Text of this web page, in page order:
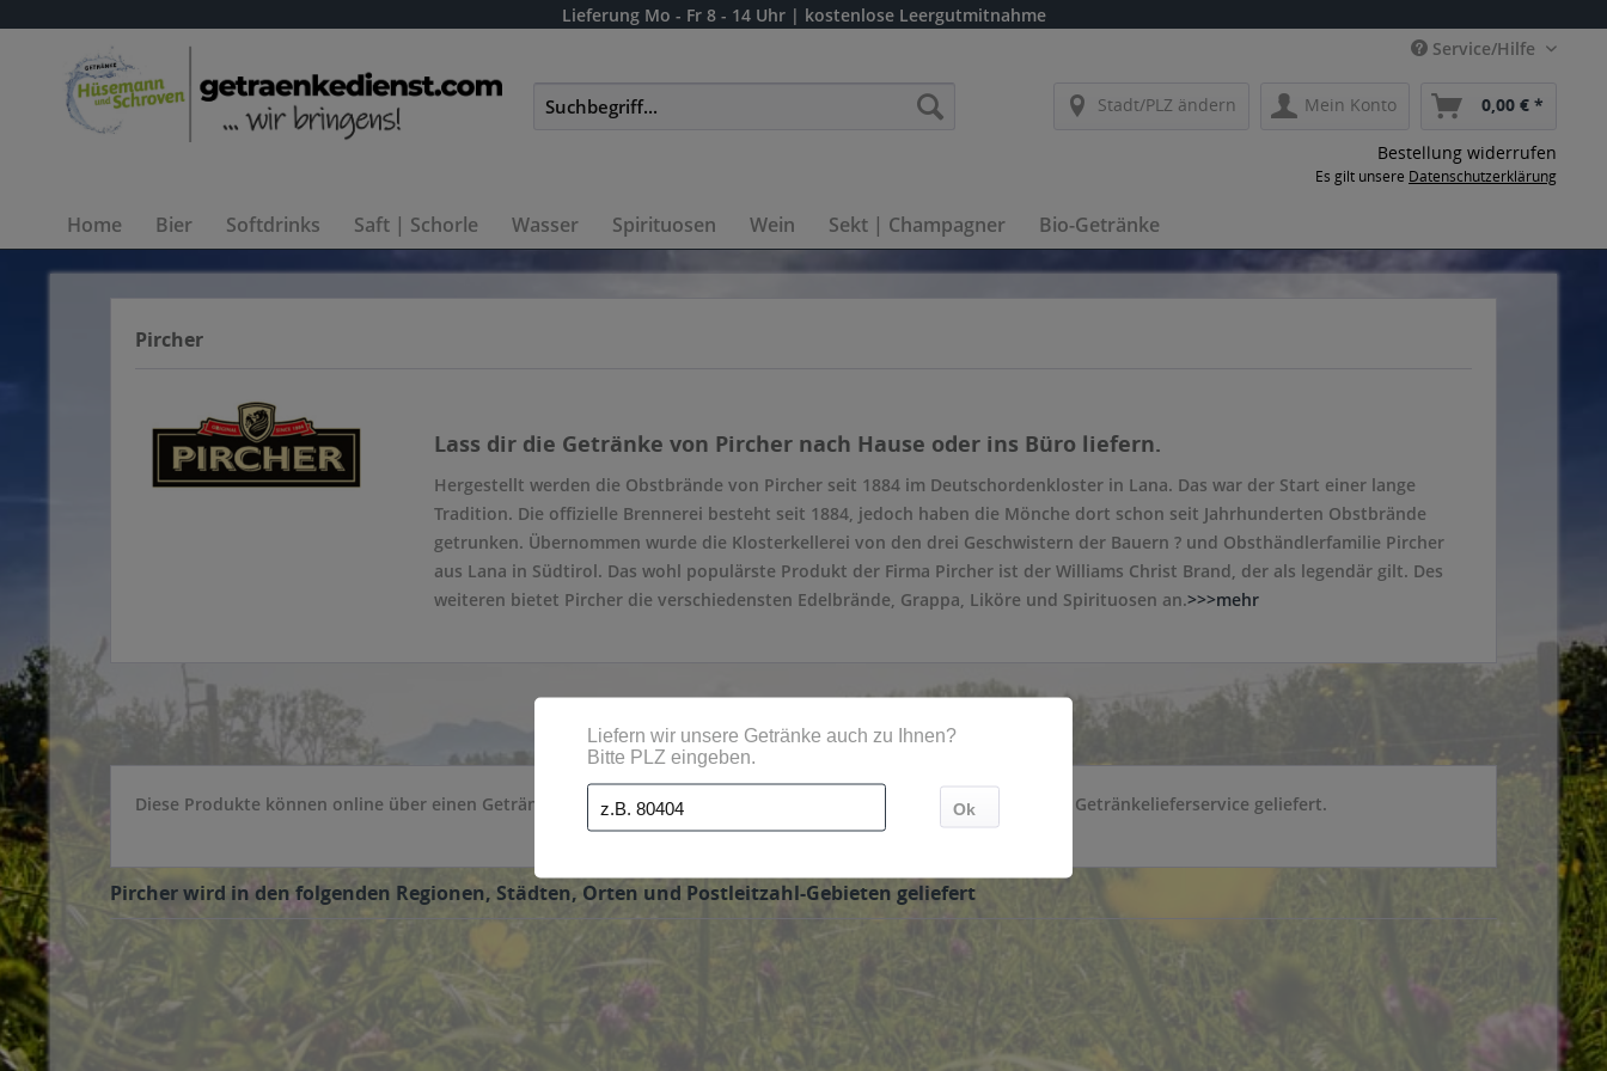
Lieferung Mo - Fr 8 - 14 Uhr | kostenlose Leergutmitnahme
Service/Hilfe
Stadt/PLZ ändern Mein Konto 0,00 € *
Bestellung widerrufen
Es gilt unsere Datenschutzerklärung
Home Bier Softdrinks Saft | Schorle Wasser Spirituosen Wein Sekt | Champagner Bio-Getränke
Pircher
Lass dir die Getränke von Pircher nach Hause oder ins Büro liefern.
Hergestellt werden die Obstbrände von Pircher seit 1884 im Deutschordenkloster in Lana. Das war der Start einer lange
Tradition. Die offizielle Brennerei besteht seit 1884, jedoch haben die Mönche dort schon seit Jahrhunderten Obstbrände
getrunken. Übernommen wurde die Klosterkellerei von den drei Geschwistern der Bauern ? und Obsthändlerfamilie Pircher
aus Lana in Südtirol. Das wohl populärste Produkt der Firma Pircher ist der Williams Christ Brand, der als legendär gilt. Des
weiteren bietet Pircher die verschiedensten Edelbrände, Grappa, Liköre und Spirituosen an.>>>mehr
Diese Produkte können online über einen Getränkeservice bestellt werden. Die Getränke werden dann direkt vom Getränkelieferservice geliefert.
Pircher wird in den folgenden Regionen, Städten, Orten und Postleitzahl-Gebieten geliefert